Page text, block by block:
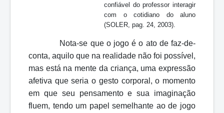
confiável do professor interagir
com o cotidiano do aluno
(SOLER, pag. 24, 2003).
Nota-se que o jogo é o ato de faz-de-
conta, aquilo que na realidade não foi possível,
mas está na mente da criança, uma expressão
afetiva que seria o gesto corporal, o momento
em que seu pensamento e sua imaginação
fluem, tendo um papel semelhante ao de jogo